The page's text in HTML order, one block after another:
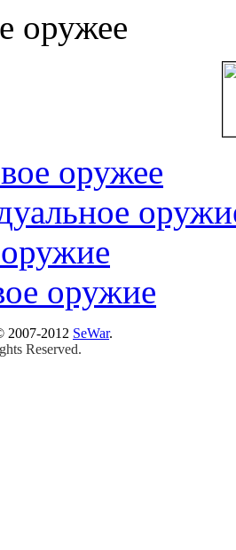
оружее
оружее
оружие
2007-2012 SeWar.
Reserved.